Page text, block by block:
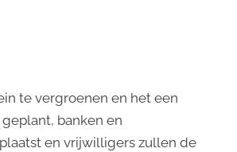
te vergroenen en het een
banken en
en vrijwilligers zullen de